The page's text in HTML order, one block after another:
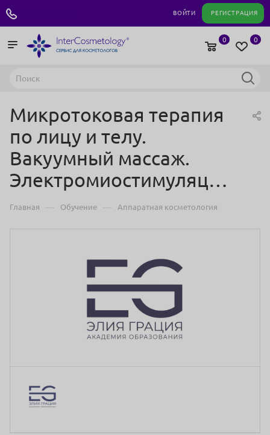
ВОЙТИ РЕГИСТРАЦИЯ
0
0
Микротоковая терапия
по лицу и телу.
Вакуумный массаж.
Электромиостимуляция.
Главная — Обучение — Аппаратная косметология